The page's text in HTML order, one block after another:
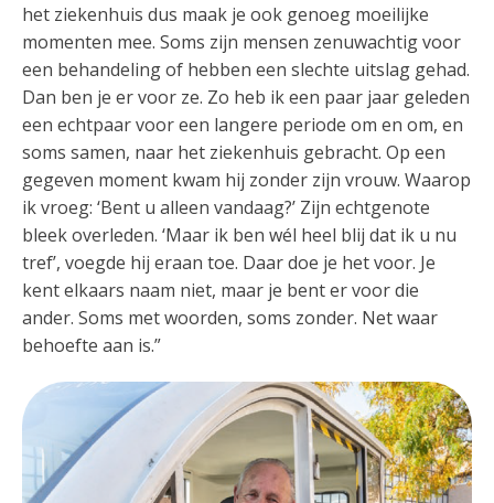
het ziekenhuis dus maak je ook genoeg moeilijke
momenten mee. Soms zijn mensen zenuwachtig voor
een behandeling of hebben een slechte uitslag gehad.
Dan ben je er voor ze. Zo heb ik een paar jaar geleden
een echtpaar voor een langere periode om en om, en
soms samen, naar het ziekenhuis gebracht. Op een
gegeven moment kwam hij zonder zijn vrouw. Waarop
ik vroeg: ‘Bent u alleen vandaag?’ Zijn echtgenote
bleek overleden. ‘Maar ik ben wél heel blij dat ik u nu
tref’, voegde hij eraan toe. Daar doe je het voor. Je
kent elkaars naam niet, maar je bent er voor die
ander. Soms met woorden, soms zonder. Net waar
behoefte aan is.”